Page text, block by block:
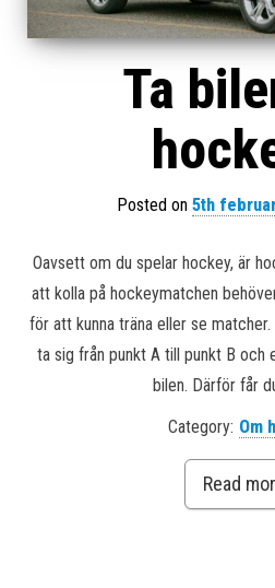
Ta
Posted on 5th
Oavsett om du spelar hockey, är
att kolla på hockeymatchen
för att kunna träna eller se
ta sig från punkt A till punkt B och
bilen. Därför får
Category: Om
Read